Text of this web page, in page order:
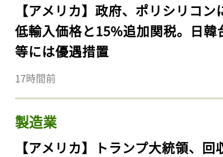
【アメリカ】政府、ポリシリコン
低輸入価格と15%追加関税。日韓
等には優遇措置
17時間前
製造業
【アメリカ】トランプ大統領、回